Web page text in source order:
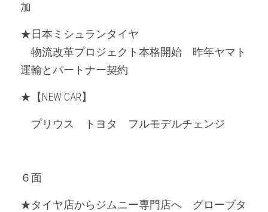
加
★日本ミシュランタイヤ
物流改革プロジェクト本格開始　昨年ヤマト
運輸とパートナー契約
★【NEW CAR】
プリウス　トヨタ　フルモデルチェンジ
６面
★タイヤ店からジムニー専門店へ　グローブタ